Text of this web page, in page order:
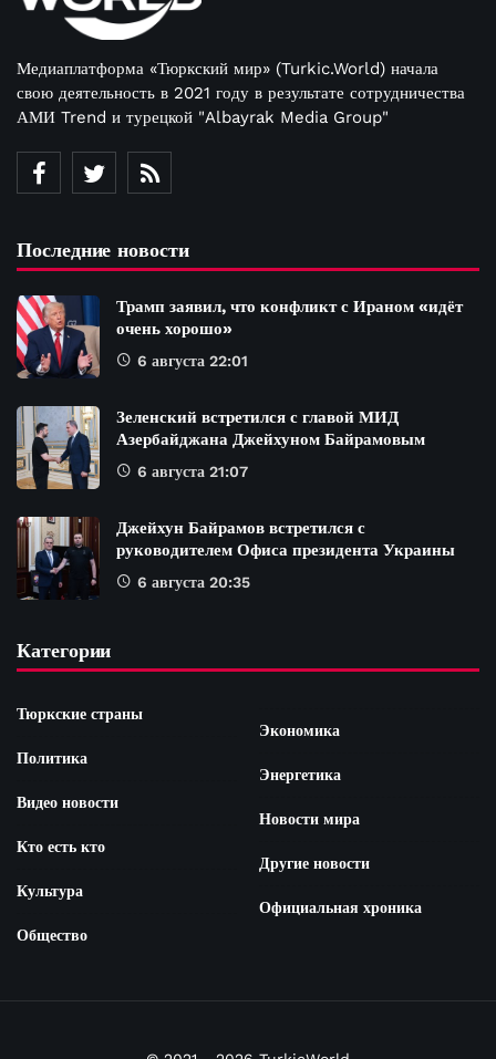
Медиаплатформа «Тюркский мир» (Turkic.World) начала
свою деятельность в 2021 году в результате сотрудничества
АМИ Trend и турецкой "Albayrak Media Group"
Последние новости
Трамп заявил, что конфликт с Ираном «идёт
очень хорошо»
6 августа 22:01
Зеленский встретился с главой МИД
Азербайджана Джейхуном Байрамовым
6 августа 21:07
Джейхун Байрамов встретился с
руководителем Офиса президента Украины
6 августа 20:35
Категории
Тюркские страны
Политика
Видео новости
Кто есть кто
Культура
Общество
Экономика
Энергетика
Новости мира
Другие новости
Официальная хроника